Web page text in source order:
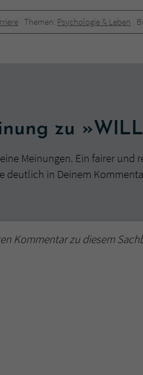
Themen: Psychologie & Leben
zu
Meinungen. Ein fairer
deutlich in Deinem
Kommentar zu diesem